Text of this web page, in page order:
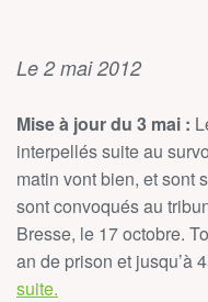
Le 2 mai 2012
Mise à jour du 3 mai :
interpellés suite au
matin vont bien, et sont
sont convoqués au
Bresse, le 17 octobre.
an de prison et jusqu’à
suite.